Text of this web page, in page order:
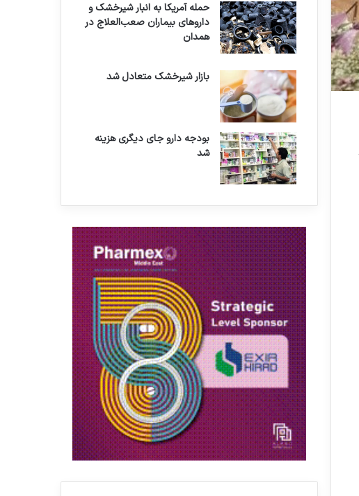
حمله آمریکا به انبار شیرخشک و
داروهای بیماران صعب‌العلاج در
همدان
بازار شیرخشک متعادل شد
بودجه دارو جای دیگری هزینه
شد